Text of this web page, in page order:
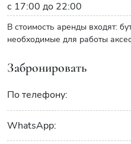
с 17:00 до 22:00
В стоимость аренды входят:
необходимые для работы
Забронировать
По телефону:
WhatsApp: